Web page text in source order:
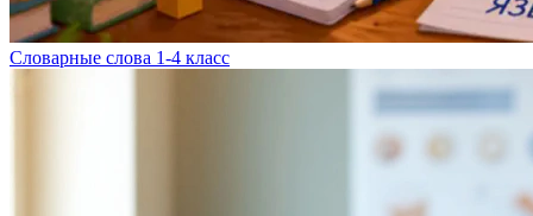
Словарные слова 1-4 класс